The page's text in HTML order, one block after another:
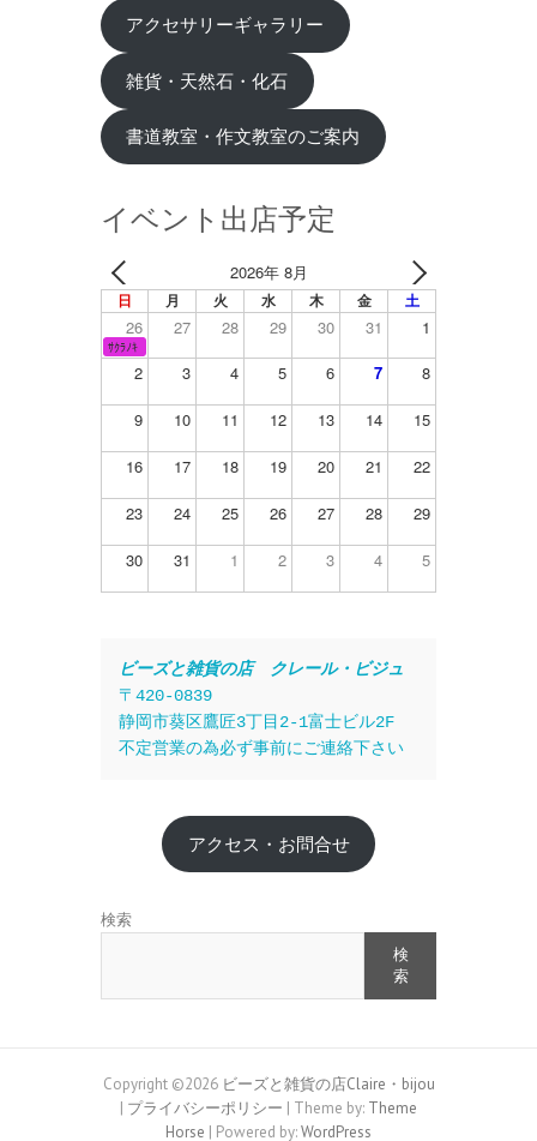
アクセサリーギャラリー
雑貨・天然石・化石
書道教室・作文教室のご案内
イベント出店予定
2026年 8月
日 月 火 水 木 金 土
26 27 28 29 30 31 1
ｻｸﾗﾉｷ
2 3 4 5 6 7 8
9 10 11 12 13 14 15
16 17 18 19 20 21 22
23 24 25 26 27 28 29
30 31 1 2 3 4 5
ビーズと雑貨の店　クレール・ビジュ
〒420-0839
静岡市葵区鷹匠3丁目2-1富士ビル2F
不定営業の為必ず事前にご連絡下さい
アクセス・お問合せ
検索
検
索
Copyright ©2026 ビーズと雑貨の店Claire・bijou
| プライバシーポリシー | Theme by: Theme
Horse | Powered by:WordPress